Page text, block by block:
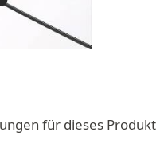
für dieses Produkt